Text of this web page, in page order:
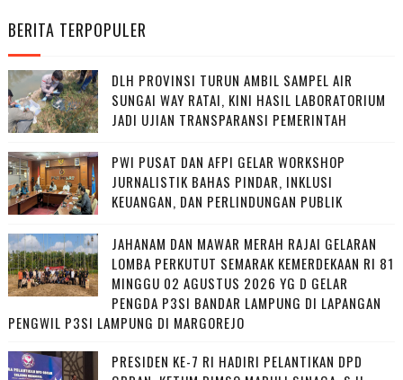
BERITA TERPOPULER
DLH PROVINSI TURUN AMBIL SAMPEL AIR
SUNGAI WAY RATAI, KINI HASIL LABORATORIUM
JADI UJIAN TRANSPARANSI PEMERINTAH
PWI PUSAT DAN AFPI GELAR WORKSHOP
JURNALISTIK BAHAS PINDAR, INKLUSI
KEUANGAN, DAN PERLINDUNGAN PUBLIK
JAHANAM DAN MAWAR MERAH RAJAI GELARAN
LOMBA PERKUTUT SEMARAK KEMERDEKAAN RI 81
MINGGU 02 AGUSTUS 2026 YG D GELAR
PENGDA P3SI BANDAR LAMPUNG DI LAPANGAN
PENGWIL P3SI LAMPUNG DI MARGOREJO
PRESIDEN KE-7 RI HADIRI PELANTIKAN DPD